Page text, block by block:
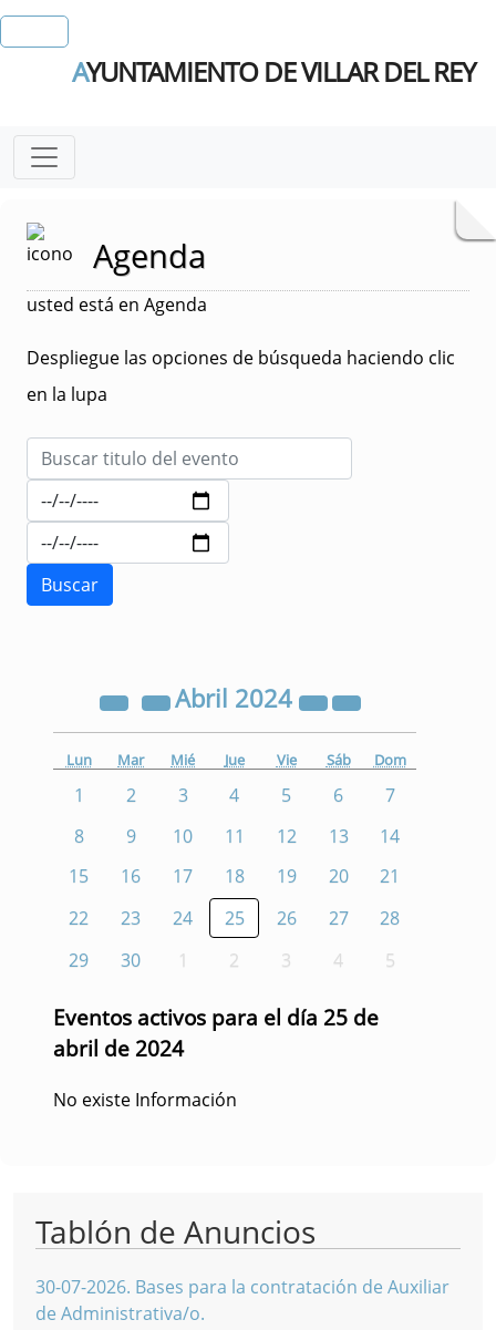
AYUNTAMIENTO DE VILLAR DEL REY
Agenda
usted está en Agenda
Despliegue las opciones de búsqueda haciendo clic
en la lupa
Abril 2024
Lun Mar Mié Jue Vie Sáb Dom
1 2 3 4 5 6
7
8
9 10 11 12 13
14
15
16 17 18 19 20
21
22
23 24 25 26 27
28
29
30 1 2 3 4 5
Eventos activos para el día 25 de
abril de 2024
No existe Información
Tablón de Anuncios
30-07-2026. Bases para la contratación de Auxiliar
de Administrativa/o.